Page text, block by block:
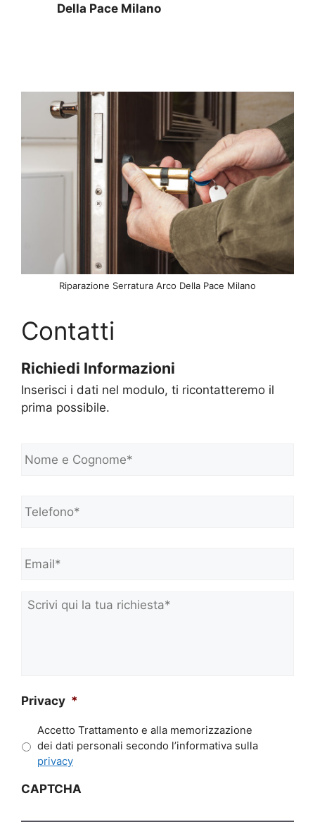
Della Pace Milano
Riparazione Serratura Arco Della Pace Milano
Contatti
Richiedi Informazioni
Inserisci i dati nel modulo, ti ricontatteremo il
prima possibile.
o
e
C
n
m
Scrivi
qui
Privacy *
Accetto Trattamento e alla memorizzazione
dei dati personali secondo l’informativa sulla
privacy
CAPTCHA